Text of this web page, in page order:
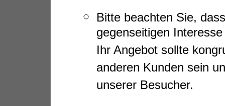
Bitte beachten Sie,
gegenseitigen
Ihr Angebot sollte
anderen Kunden sein
unserer Besucher.